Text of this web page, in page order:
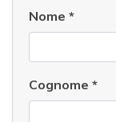
Nome *
Cognome *